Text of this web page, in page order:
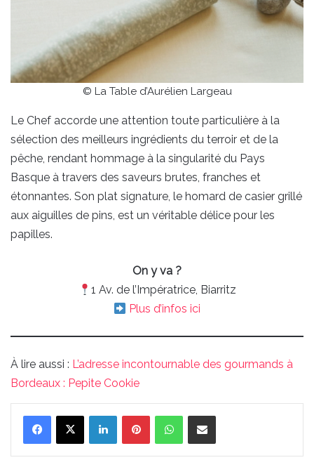
© La Table d’Aurélien Largeau
Le Chef accorde une attention toute particulière à la
sélection des meilleurs ingrédients du terroir et de la
pêche, rendant hommage à la singularité du Pays
Basque à travers des saveurs brutes, franches et
étonnantes. Son plat signature, le homard de casier grillé
aux aiguilles de pins, est un véritable délice pour les
papilles.
On y va ?
1 Av. de l’Impératrice, Biarritz
Plus d’infos ici
À lire aussi : L’adresse incontournable des gourmands à
Bordeaux : Pepite Cookie
LinkedinPinterestWhatsAppPartager par email